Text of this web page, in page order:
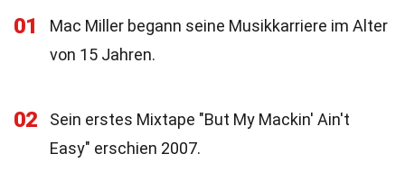
01
Mac Miller begann seine Musikkarriere im Alter
von 15 Jahren.
02
Sein erstes Mixtape "But My Mackin' Ain't
Easy" erschien 2007.